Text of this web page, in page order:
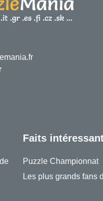
Faits
Puzzle Championnat
Les plus grands fans